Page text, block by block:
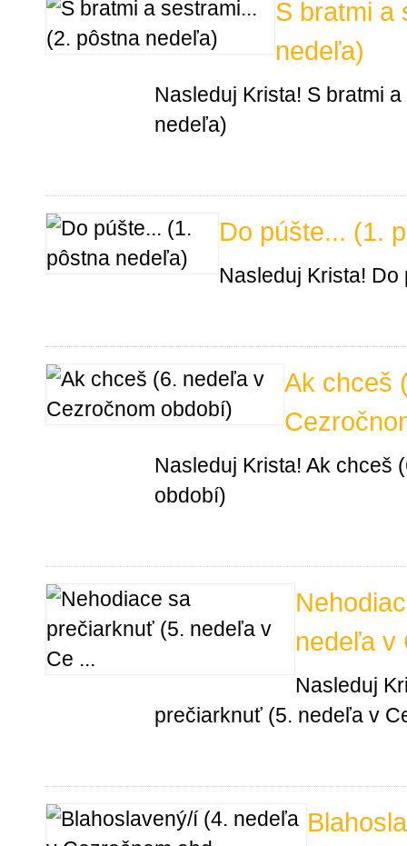
S bratmi a
nedeľa)
Nasleduj Krista! S bratmi
nedeľa)
Do púšte... (1.
Nasleduj Krista!
Ak chceš
Nasleduj Krista! Ak chceš
období)
nedeľa v
Nasleduj
prečiarknuť (5. nedeľa v